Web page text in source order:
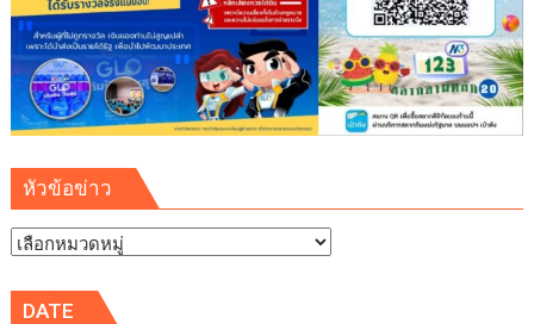
หัวข้อข่าว
หัวข้อ
DATE